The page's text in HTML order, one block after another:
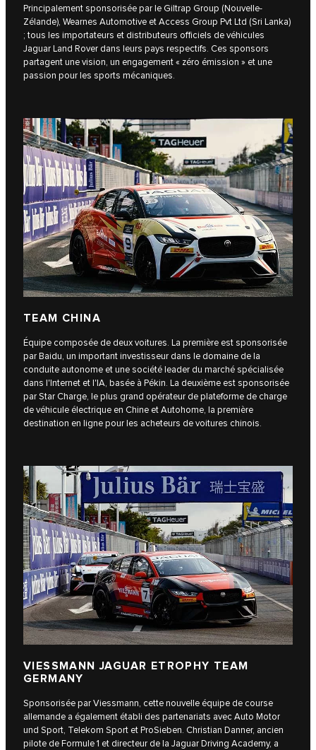
Principalement sponsorisée par le Giltrap Group (Nouvelle-
Zélande), Wearnes Automotive et Access Group Pvt Ltd (Sri Lanka)
; tous les importateurs et distributeurs officiels de véhicules
Jaguar Land Rover dans leurs pays respectifs. Ces sponsors
partagent une vision, un engagement « zéro émission » et une
passion pour les sports mécaniques.
TEAM CHINA
Équipe composée de deux voitures. La première est sponsorisée
par Baidu, un important investisseur dans le domaine de la
conduite autonome et une société leader du marché spécialisée
dans l'Internet et l'IA, basée à Pékin. La deuxième est sponsorisée
par Star Charge, le plus grand opérateur de plateforme de charge
de véhicule électrique en Chine et Autohome, la première
destination en ligne pour les acheteurs de voitures chinois.
VIESSMANN JAGUAR ETROPHY TEAM
GERMANY
Sponsorisée par Viessmann, cette nouvelle équipe de course
allemande a également établi des partenariats avec Auto Motor
und Sport, Telekom Sport et ProSieben. Christian Danner, ancien
pilote de Formule 1 et directeur de la Jaguar Driving Academy, a